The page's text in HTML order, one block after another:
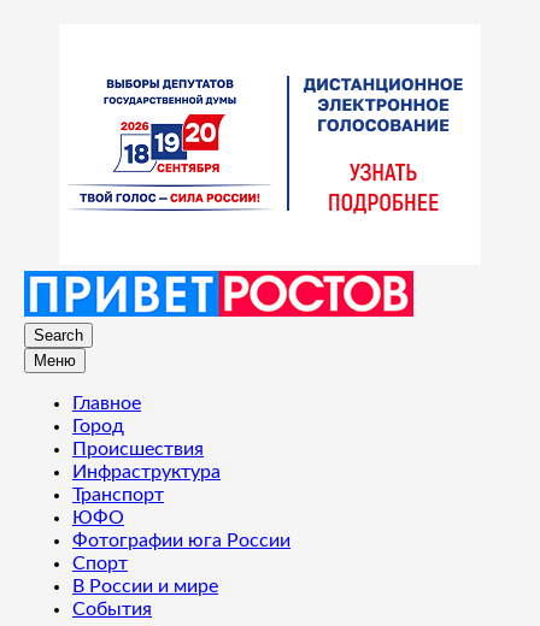
Search
Меню
Главное
Город
Происшествия
Инфраструктура
Транспорт
ЮФО
Фотографии юга России
Спорт
В России и мире
События